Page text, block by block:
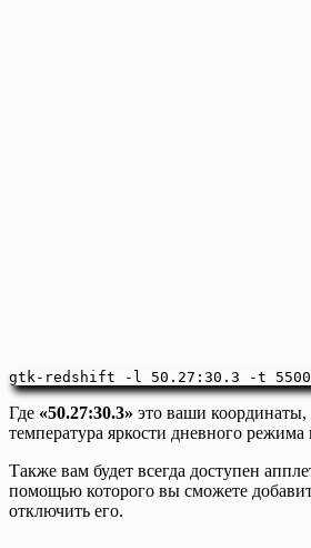
gtk-redshift -l 50.27:30.3 -t
Где «50.27:30.3» это ваши координаты,
температура яркости дневного режима
Также вам будет всегда доступен
помощью которого вы сможете
отключить его.